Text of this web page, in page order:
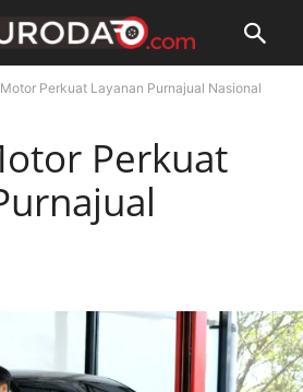
Perkuat Layanan Purnajual Nasional
Perkuat